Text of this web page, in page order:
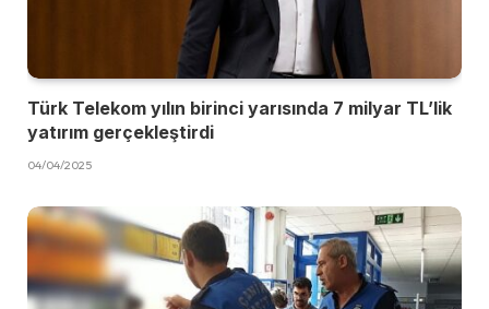
Türk Telekom yılın birinci yarısında 7 milyar TL’lik
yatırım gerçekleştirdi
04/04/2025